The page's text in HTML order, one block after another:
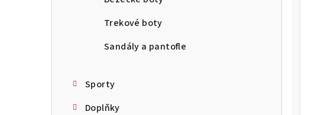
Trekové boty
Sandály a pantofle
Sporty
Doplňky